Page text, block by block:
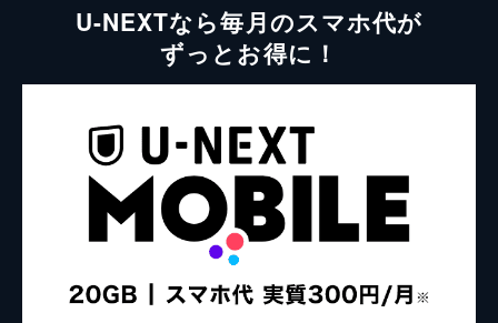
U-NEXTなら毎月のスマホ代が
ずっとお得に！